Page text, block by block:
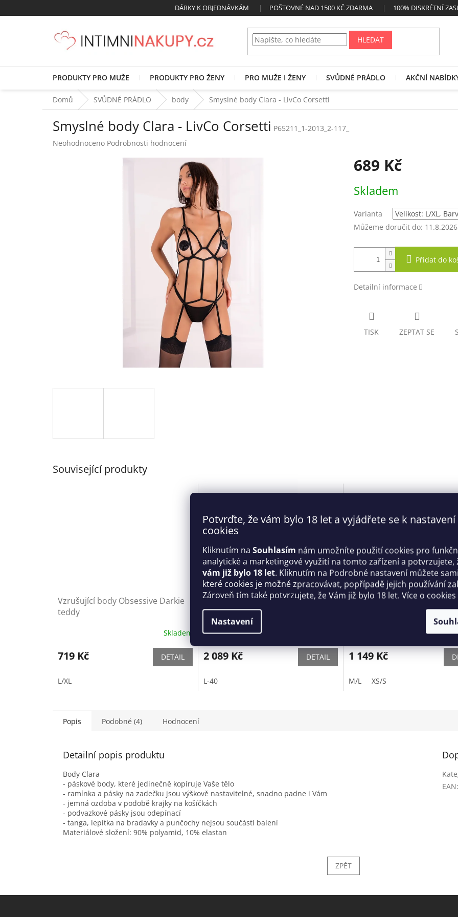
Potvrďte, že vám bylo 18 let a vyjádřete se k nastavení
cookies
Kliknutím na Souhlasím nám umožníte použití cookies pro
analytické a marketingové využití na tomto zařízení a potvrzujete,
vám již bylo 18 let. Kliknutím na Podrobné nastavení můžete
které cookies je možné zpracovávat, popřípadě jejich používání
Zároveň tím také potvrzujete, že Vám již bylo 18 let. Více o cookies
Nastavení
na
DÁRKY K OBJEDNÁVKÁM POŠTOVNÉ NAD 1500 KČ ZDARMA 100% DISKRÉTNÍ
HLEDAT
PRODUKTY PRO MUŽE PRODUKTY PRO ŽENY PRO MUŽE I ŽENY SVŮDNÉ PRÁDLO AKČNÍ
Domů SVŮDNÉ PRÁDLO body Smyslné body Clara - LivCo Corsetti
Smyslné body Clara - LivCo Corsetti P65211_1-2013_2-117_
Průměrné
Neohodnoceno Podrobnosti hodnocení
689 Kč
cena:
Skladem
Varianta
Můžeme doručit do: 11.8.2026
Přidat do
Detailní informace
TISK ZEPTAT SE
Související produkty
Vzrušující body Obsessive Darkie
teddy
Skladem
719 Kč DETAIL
L/XL
Dámské průhledné sexy body V-
8910 Černá s béžovou - Axami
2 089 Kč DETAIL
L-40
Jedinečný korzet Alessya
1 149 Kč
M/L XS/S
Popis Podobné (4) Hodnocení
Detailní popis produktu
Body Clara
- páskové body, které jedinečně kopíruje Vaše tělo
- ramínka a pásky na zadečku jsou výškově nastavitelné, snadno padne i Vám
- jemná ozdoba v podobě krajky na košíčkách
- podvazkové pásky jsou odepínací
- tanga, lepítka na bradavky a punčochy nejsou součástí balení
Materiálové složení: 90% polyamid, 10% elastan
EAN:
ZPĚT
Z